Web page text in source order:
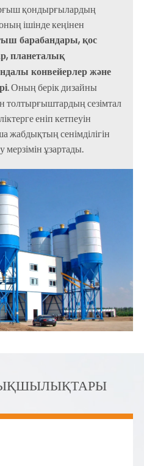
қондырғылардың
ішінде кеңінен
барабандары, қос
планеталық
конвейерлер және
. Оның берік дизайны
толтырғыштардың сезімтал
еніп кетпеуін
жабдықтың сенімділігін
ұзартады.